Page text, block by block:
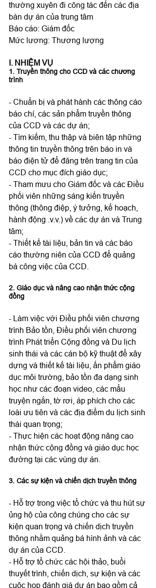
thường xuyên đi công tác đến các địa
bàn dự án của trung tâm
Báo cáo: Giám đốc
I. NHIỆM VỤ
1. Truyền thông cho CCD và các chương
trình
- Chuẩn bị và phát hành các thông cáo
báo chí, các sản phẩm truyền thông
của CCD và các dự án;
- Tìm kiếm, thu thập và biên tập những
thông tin truyền thông trên báo in và
báo điện tử để đăng trên trang tin của
CCD cho mục đích giáo dục;
- Tham mưu cho Giám đốc và các Điều
phối viên những sáng kiến truyền
thông (thông điệp, ý tưởng, kế hoạch,
hành động .v.v.) về các dự án và Trung
tâm;
- Thiết kế tài liệu, bản tin và các báo
cáo thường niên của CCD để quảng
2. Giáo dục và nâng cao nhận thức cộng
đồng
- Làm việc với Điều phối viên chương
trình Bảo tồn, Điều phối viên chương
trình Phát triển Cộng đồng và Du lịch
sinh thái và các cán bộ kỹ thuật để xây
dựng và thiết kế tài liệu, ấn phẩm giáo
dục môi trường, bảo tồn đa dạng sinh
học như các đoạn video, các mẩu
truyện ngắn, tờ rơi, áp phích cho các
loài ưu tiên và các địa điểm du lịch sinh
thái quan trọng;
- Thực hiện các hoạt động nâng cao
nhận thức cộng đồng và giáo dục học
3. Các sự kiện và chiến dịch truyền thông
- Hỗ trợ trong việc tổ chức và thu hút sự
ủng hộ của công chúng cho các sự
kiện quan trọng và chiến dịch truyền
thông nhằm quảng bá hình ảnh và các
dự án của CCD.
- Hỗ trợ tổ chức các hội thảo, buổi
thuyết trình, chiến dịch, sự kiện và các
cuộc họp đánh giá dự án bao gồm cả